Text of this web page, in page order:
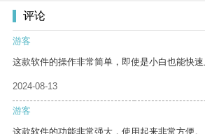
评论
游客
这款软件的操作非常简单，即使是小白也能快速
2024-08-13
游客
这款软件的功能非常强大，使用起来非常方便。